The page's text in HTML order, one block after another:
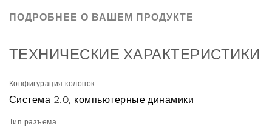
ПОДРОБНЕЕ О ВАШЕМ ПРОДУКТЕ
ТЕХНИЧЕСКИЕ ХАРАКТЕРИСТИКИ
Конфигурация колонок
Система 2.0, компьютерные динамики
Тип разъема